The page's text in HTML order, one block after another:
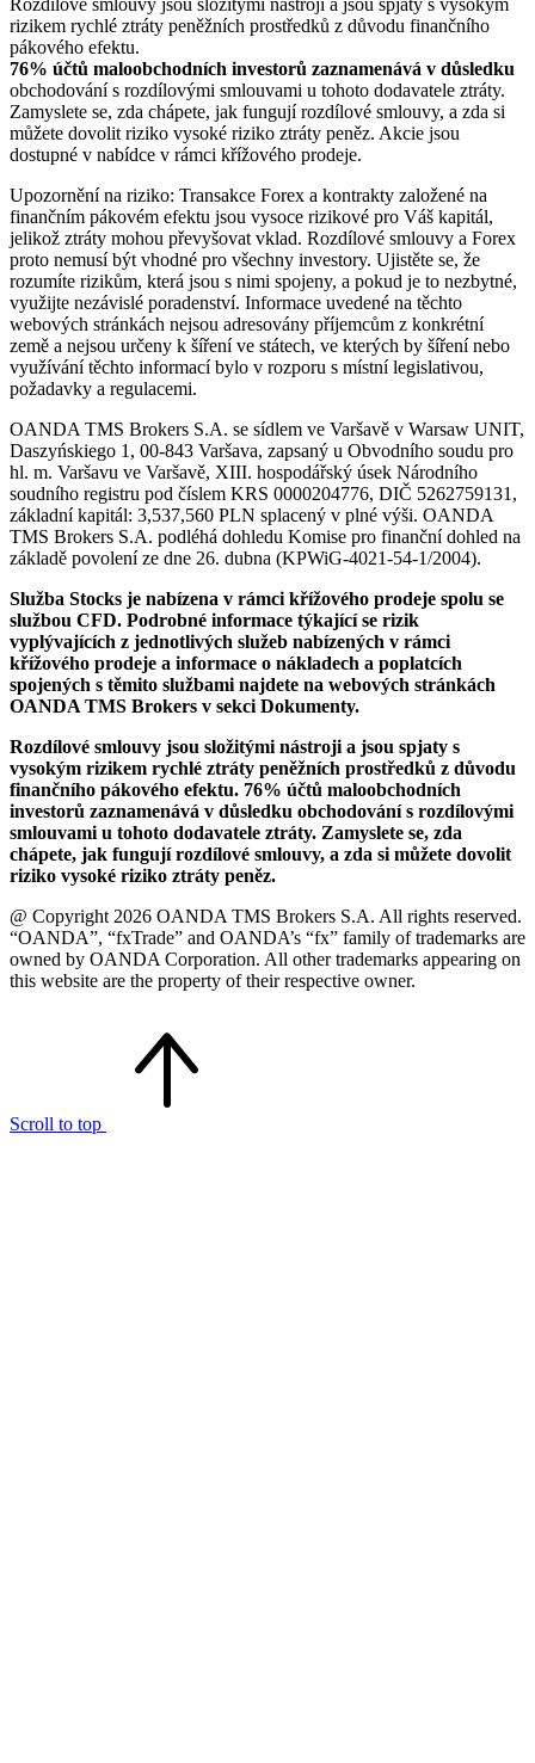
rizikem rychlé ztráty peněžních prostředků z důvodu finančního
pákového efektu.
76% účtů maloobchodních investorů zaznamenává v důsledku
obchodování s rozdílovými smlouvami u tohoto dodavatele ztráty.
Zamyslete se, zda chápete, jak fungují rozdílové smlouvy, a zda si
můžete dovolit riziko vysoké riziko ztráty peněz. Akcie jsou
dostupné v nabídce v rámci křížového prodeje.
Upozornění na riziko: Transakce Forex a kontrakty založené na
finančním pákovém efektu jsou vysoce rizikové pro Váš kapitál,
jelikož ztráty mohou převyšovat vklad. Rozdílové smlouvy a Forex
proto nemusí být vhodné pro všechny investory. Ujistěte se, že
rozumíte rizikům, která jsou s nimi spojeny, a pokud je to nezbytné,
využijte nezávislé poradenství. Informace uvedené na těchto
webových stránkách nejsou adresovány příjemcům z konkrétní
země a nejsou určeny k šíření ve státech, ve kterých by šíření nebo
využívání těchto informací bylo v rozporu s místní legislativou,
požadavky a regulacemi.
OANDA TMS Brokers S.A. se sídlem ve Varšavě v Warsaw UNIT,
Daszyńskiego 1, 00-843 Varšava, zapsaný u Obvodního soudu pro
hl. m. Varšavu ve Varšavě, XIII. hospodářský úsek Národního
soudního registru pod číslem KRS 0000204776, DIČ 5262759131,
základní kapitál: 3,537,560 PLN splacený v plné výši. OANDA
TMS Brokers S.A. podléhá dohledu Komise pro finanční dohled na
základě povolení ze dne 26. dubna (KPWiG-4021-54-1/2004).
Služba Stocks je nabízena v rámci křížového prodeje spolu se
službou CFD. Podrobné informace týkající se rizik
vyplývajících z jednotlivých služeb nabízených v rámci
křížového prodeje a informace o nákladech a poplatcích
spojených s těmito službami najdete na webových stránkách
OANDA TMS Brokers v sekci Dokumenty.
Rozdílové smlouvy jsou složitými nástroji a jsou spjaty s
vysokým rizikem rychlé ztráty peněžních prostředků z důvodu
finančního pákového efektu. 76% účtů maloobchodních
investorů zaznamenává v důsledku obchodování s rozdílovými
smlouvami u tohoto dodavatele ztráty. Zamyslete se, zda
chápete, jak fungují rozdílové smlouvy, a zda si můžete dovolit
riziko vysoké riziko ztráty peněz.
@ Copyright 2026 OANDA TMS Brokers S.A. All rights reserved.
“OANDA”, “fxTrade” and OANDA’s “fx” family of trademarks are
owned by OANDA Corporation. All other trademarks appearing on
this website are the property of their respective owner.
Scroll to top